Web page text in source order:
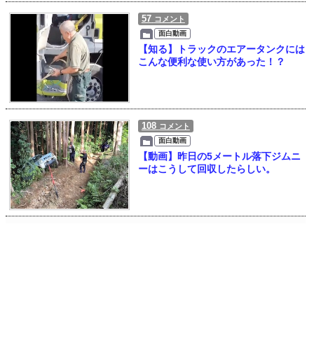
57 コメント
面白動画
【知る】トラックのエアータンクには
こんな便利な使い方があった！？
108 コメント
面白動画
【動画】昨日の5メートル落下ジムニ
ーはこうして回収したらしい。